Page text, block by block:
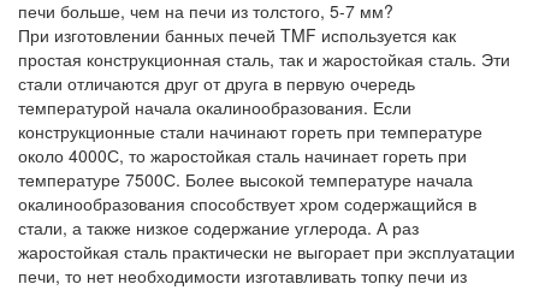
печи больше, чем на печи из толстого, 5-7 мм?
При изготовлении банных печей TMF используется как
простая конструкционная сталь, так и жаростойкая сталь. Эти
стали отличаются друг от друга в первую очередь
температурой начала окалинообразования. Если
конструкционные стали начинают гореть при температуре
около 4000С, то жаростойкая сталь начинает гореть при
температуре 7500С. Более высокой температуре начала
окалинообразования способствует хром содержащийся в
стали, а также низкое содержание углерода. А раз
жаростойкая сталь практически не выгорает при эксплуатации
печи, то нет необходимости изготавливать топку печи из